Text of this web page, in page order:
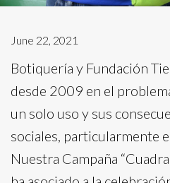
June 22, 2021
Botiquería y Fundación
desde 2009 en el
un solo uso y sus
sociales, particularmente
Nuestra Campaña